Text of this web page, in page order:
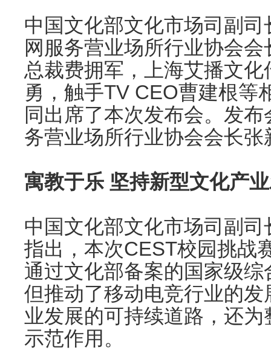
中国文化部文化市场司副
网服务营业场所行业协会
总裁费拥军，上海艾播文
勇，触手TV CEO曹建根等
同出席了本次发布会。发
务营业场所行业协会会长
寓教于乐 坚持新型文化产
中国文化部文化市场司副
指出，本次CEST校园挑战
通过文化部备案的国家级
但推动了移动电竞行业的
业发展的可持续道路，还
示范作用。